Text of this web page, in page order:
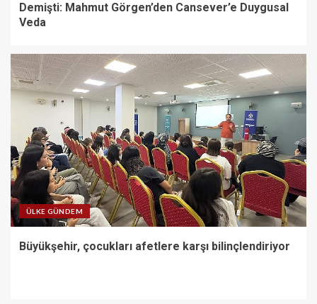
Demişti: Mahmut Görgen’den Cansever’e Duygusal
Veda
ÜLKE GÜNDEM
Büyükşehir, çocukları afetlere karşı bilinçlendiriyor